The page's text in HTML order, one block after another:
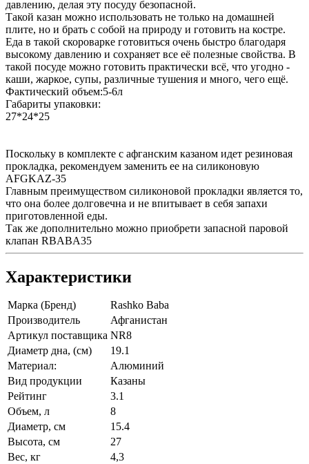
давлению, делая эту посуду безопасной.
Такой казан можно использовать не только на домашней
плите, но и брать с собой на природу и готовить на костре.
Еда в такой скороварке готовиться очень быстро благодаря
высокому давлению и сохраняет все её полезные свойства. В
такой посуде можно готовить практически всё, что угодно -
каши, жаркое, супы, различные тушения и много, чего ещё.
Фактический объем:5-6л
Габариты упаковки:
27*24*25
Поскольку в комплекте с афганским казаном идет резиновая
прокладка, рекомендуем заменить ее на силиконовую
AFGKAZ-35
Главным преимуществом силиконовой прокладки является то,
что она более долговечна и не впитывает в себя запахи
приготовленной еды.
Так же дополнительно можно приобрети запасной паровой
клапан RBABA35
Характеристики
Марка (Бренд)
Rashko Baba
Производитель
Афганистан
Артикул поставщика NR8
Диаметр дна, (см)
19.1
Материал:
Алюминий
Вид продукции
Казаны
Рейтинг
3.1
Объем, л
8
Диаметр, см
15.4
Высота, см
27
Вес, кг
4,3